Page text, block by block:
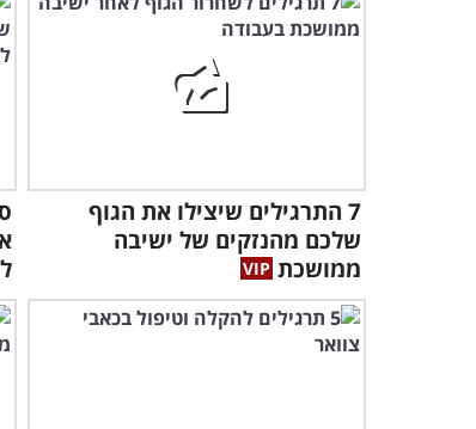
7 התרגילים שיצילו את הגוף
שלכם מהנזקים של ישיבה
ממושכת